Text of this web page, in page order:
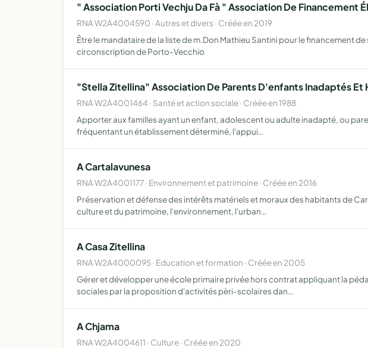
" Association Porti Vechju Da Fà " Association De Financement
RNA W2A4004590 · Autres et divers · Créée en 2019
Être le mandataire de la liste de m.Don Mathieu Santini pour le financement
circonscription de Porto-Vecchio
"Stella Zitellina" Association De Parents D'enfants Inadaptés
RNA W2A4001464 · Santé et action sociale · Créée en 1988
Apporter aux familles ayant un enfant, adolescent ou adulte inadapté, ou
fréquentant un établissement déterminé, l'appui…
A Cartalavunesa
RNA W2A4001177 · Environnement et patrimoine · Créée en 2016
Préservation et défense des intérêts matériels et moraux des habitants de
culture et du patrimoine, l'environnement, l'urban…
A Casa Zitellina
RNA W2A4000095 · Education et formation · Créée en 2005
Gérer et développer une école primaire privée hors contrat appliquant la
sociales par la proposition d'activités pèri-scolaires dan…
A Chjama
RNA W2A4004611 · Culture · Créée en 2020